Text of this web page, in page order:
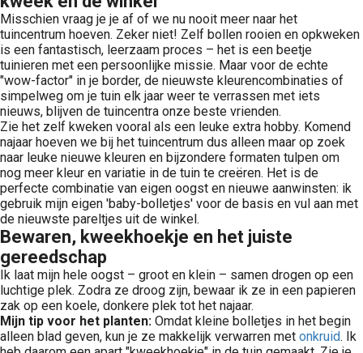
Misschien vraag je je af of we nu nooit meer naar het
tuincentrum hoeven. Zeker niet! Zelf bollen rooien en opkweken
is een fantastisch, leerzaam proces – het is een beetje
tuinieren met een persoonlijke missie. Maar voor de echte
"wow-factor" in je border, de nieuwste kleurencombinaties of
simpelweg om je tuin elk jaar weer te verrassen met iets
nieuws, blijven de tuincentra onze beste vrienden.
Zie het zelf kweken vooral als een leuke extra hobby. Komend
najaar hoeven we bij het tuincentrum dus alleen maar op zoek
naar leuke nieuwe kleuren en bijzondere formaten tulpen om
nog meer kleur en variatie in de tuin te creëren. Het is de
perfecte combinatie van eigen oogst en nieuwe aanwinsten: ik
gebruik mijn eigen 'baby-bolletjes' voor de basis en vul aan met
de nieuwste pareltjes uit de winkel.
Bewaren, kweekhoekje en het juiste
gereedschap
Ik laat mijn hele oogst – groot en klein – samen drogen op een
luchtige plek. Zodra ze droog zijn, bewaar ik ze in een papieren
zak op een koele, donkere plek tot het najaar.
Mijn tip voor het planten: Omdat kleine bolletjes in het begin
alleen blad geven, kun je ze makkelijk verwarren met onkruid. Ik